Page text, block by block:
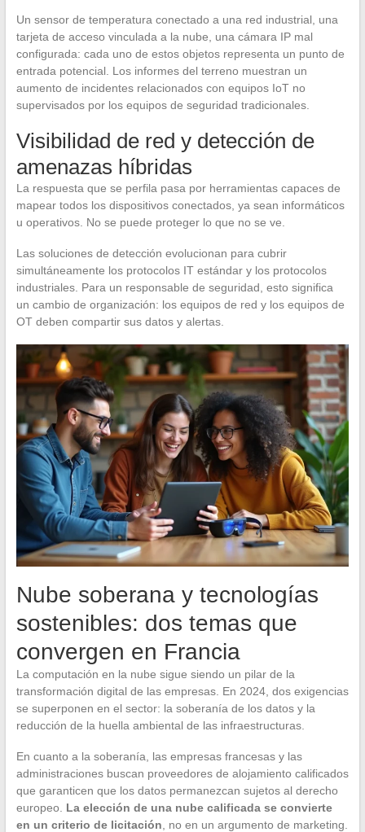
Un sensor de temperatura conectado a una red industrial, una
tarjeta de acceso vinculada a la nube, una cámara IP mal
configurada: cada uno de estos objetos representa un punto de
entrada potencial. Los informes del terreno muestran un
aumento de incidentes relacionados con equipos IoT no
supervisados por los equipos de seguridad tradicionales.
Visibilidad de red y detección de
amenazas híbridas
La respuesta que se perfila pasa por herramientas capaces de
mapear todos los dispositivos conectados, ya sean informáticos
u operativos. No se puede proteger lo que no se ve.
Las soluciones de detección evolucionan para cubrir
simultáneamente los protocolos IT estándar y los protocolos
industriales. Para un responsable de seguridad, esto significa
un cambio de organización: los equipos de red y los equipos de
OT deben compartir sus datos y alertas.
Nube soberana y tecnologías
sostenibles: dos temas que
convergen en Francia
La computación en la nube sigue siendo un pilar de la
transformación digital de las empresas. En 2024, dos exigencias
se superponen en el sector: la soberanía de los datos y la
reducción de la huella ambiental de las infraestructuras.
En cuanto a la soberanía, las empresas francesas y las
administraciones buscan proveedores de alojamiento calificados
que garanticen que los datos permanezcan sujetos al derecho
europeo. La elección de una nube calificada se convierte
en un criterio de licitación , no en un argumento de marketing.